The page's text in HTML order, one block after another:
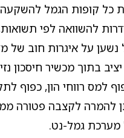
כל קופות הגמל
להשוואה לפי תשואות,
נשען על איגרות חוב של
בתוך מכשיר חיסכון
למס רווחי הון, כפוף
להמרה לקצבה פטורה
מערכת גמל-נט.